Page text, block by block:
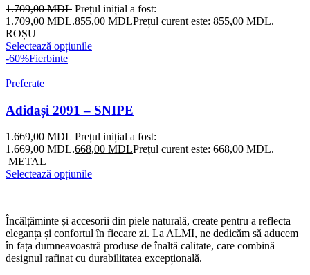
1.709,00MDL Prețul inițial a fost:
1.709,00 MDL.855,00 MDLPrețul curent este: 855,00 MDL.
ROȘU
Selectează opțiunile
-60%Fierbinte
Preferate
Adidași 2091 – SNIPE
1.669,00MDL Prețul inițial a fost:
1.669,00 MDL.668,00 MDLPrețul curent este: 668,00 MDL.
METAL
Selectează opțiunile
Încălțăminte și accesorii din piele naturală, create pentru a reflecta
eleganța și confortul în fiecare zi. La ALMI, ne dedicăm să aducem
în fața dumneavoastră produse de înaltă calitate, care combină
designul rafinat cu durabilitatea excepțională.